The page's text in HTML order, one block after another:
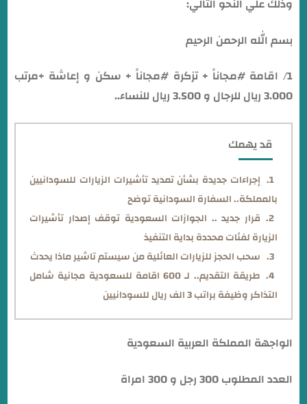
بسم الله الرحمن الرحيم
1/ اقامة #مجاناً + تزكرة #مجاناً + سكن و إعاشة +مرتب
3.000 ريال للرجال و 3.500 ريال للنساء..
قد يهمك
إجراءات جديدة بشأن تمديد تأشيرات الزيارات للسودانيين
بالمملكة.. السفارة السودانية توضح
قرار جديد .. الجوازات السعودية توقف إصدار تأشيرات
الزيارة لفئات محددة بداية التنفيذ
سحب الحجز للزيارات العائلية من سيستم تاشير ماذا يحدث
طريقة التقديم.. لـ 600 اقامة للسعودية مجانية شامل
التذاكر وظيفة براتب 3 الف ريال للسودانيين
الواجهة المملكة العربية السعودية
العدد المطلوب 300 رجل و 300 امراة